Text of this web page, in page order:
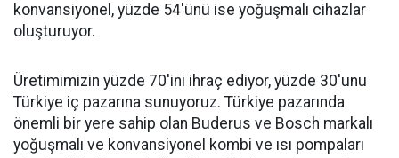
konvansiyonel, yüzde 54'ünü ise yoğuşmalı cihazlar
oluşturuyor.
Üretimimizin yüzde 70'ini ihraç ediyor, yüzde 30'unu
Türkiye iç pazarına sunuyoruz. Türkiye pazarında
önemli bir yere sahip olan Buderus ve Bosch markalı
yoğuşmalı ve konvansiyonel kombi ve ısı pompaları